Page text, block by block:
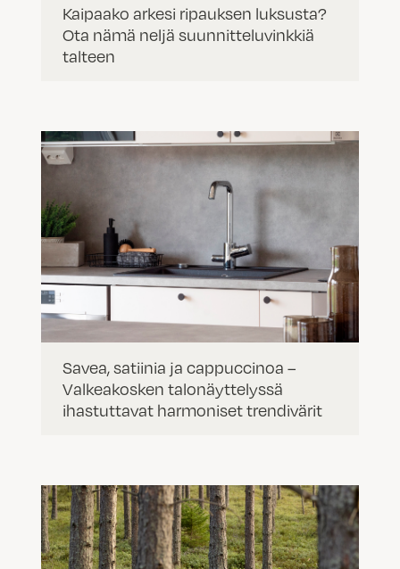
Kaipaako arkesi ripauksen luksusta?
Ota nämä neljä suunnitteluvinkkiä
talteen
Savea, satiinia ja cappuccinoa –
Valkeakosken talonäyttelyssä
ihastuttavat harmoniset trendivärit